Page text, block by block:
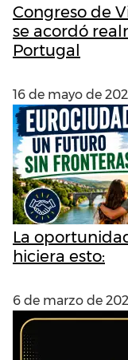
Congreso de
se acordó
Portugal
16 de mayo de
La
hiciera esto:
6 de marzo de